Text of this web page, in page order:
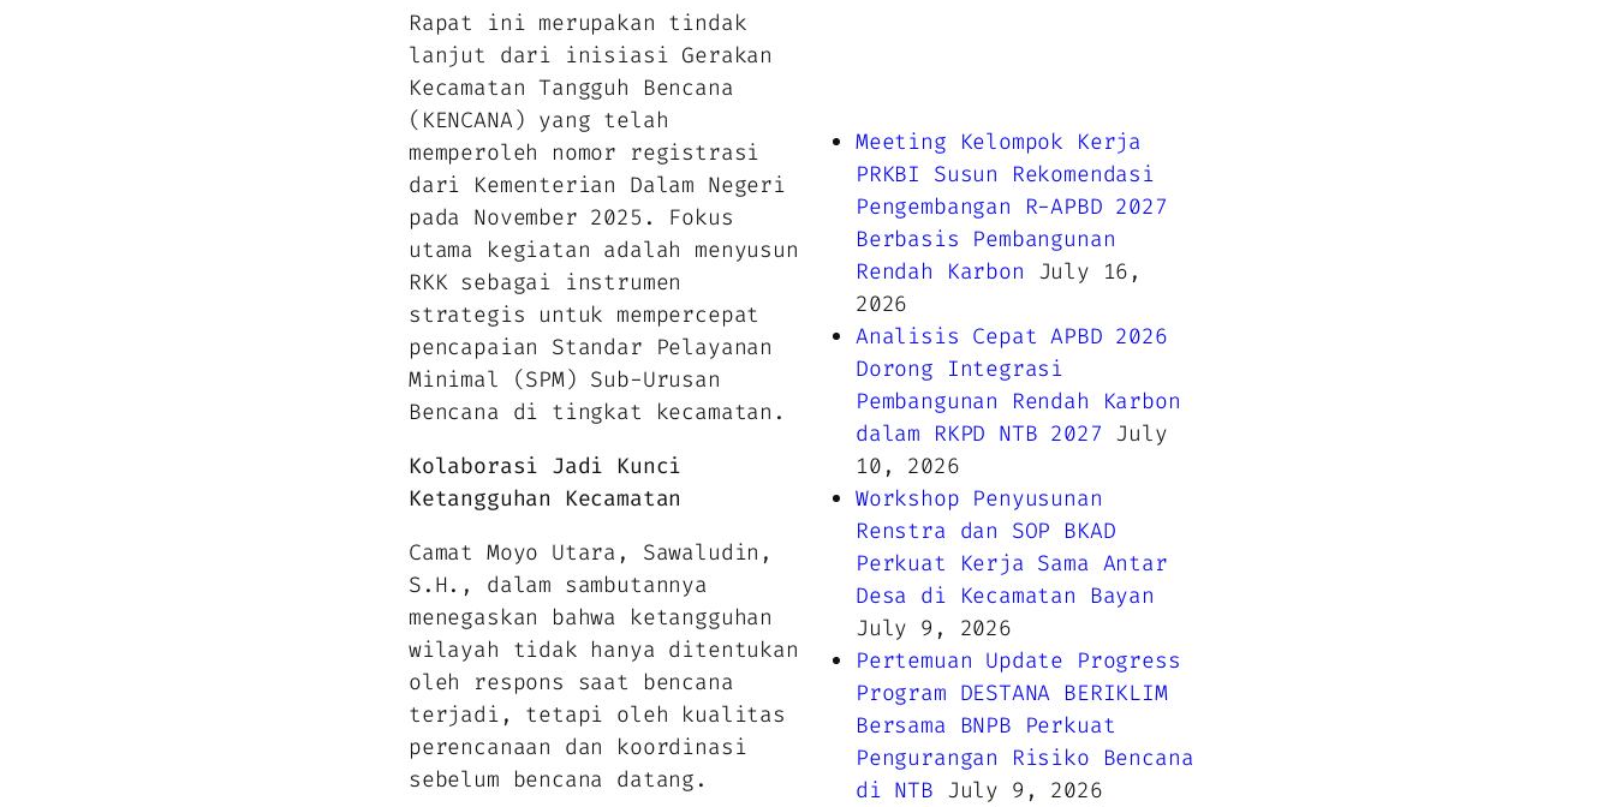
Rapat ini merupakan tindak
lanjut dari inisiasi Gerakan
Kecamatan Tangguh Bencana
(KENCANA) yang telah
memperoleh nomor registrasi
dari Kementerian Dalam Negeri
pada November 2025. Fokus
utama kegiatan adalah menyusun
RKK sebagai instrumen
strategis untuk mempercepat
pencapaian Standar Pelayanan
Minimal (SPM) Sub-Urusan
Bencana di tingkat kecamatan.
Kolaborasi Jadi Kunci
Ketangguhan Kecamatan
Camat Moyo Utara, Sawaludin,
S.H., dalam sambutannya
menegaskan bahwa ketangguhan
wilayah tidak hanya ditentukan
oleh respons saat bencana
terjadi, tetapi oleh kualitas
perencanaan dan koordinasi
sebelum bencana datang.
Meeting Kelompok Kerja
PRKBI Susun Rekomendasi
Pengembangan R-APBD 2027
Berbasis Pembangunan
Rendah Karbon July 16,
2026
Analisis Cepat APBD 2026
Dorong Integrasi
Pembangunan Rendah Karbon
dalam RKPD NTB 2027 July
10, 2026
Workshop Penyusunan
Renstra dan SOP BKAD
Perkuat Kerja Sama Antar
Desa di Kecamatan Bayan
July 9, 2026
Pertemuan Update Progress
Program DESTANA BERIKLIM
Bersama BNPB Perkuat
Pengurangan Risiko Bencana
di NTB July 9, 2026